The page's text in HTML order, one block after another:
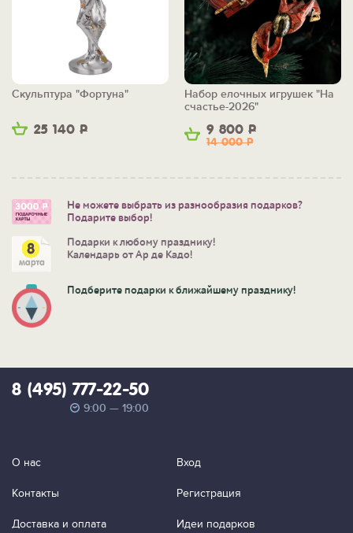
25 140 Р
Скульптура "Фортуна"
9 800 Р
14 000Р
Набор елочных игрушек "На
счастье-2026"
Не можете выбрать из разнообразия подарков?
Подарите выбор!
Подарки к любому празднику!
Календарь от Ар де Кадо!
Подберите подарки к ближайшему празднику!
8 (495) 777-22-50
9:00 — 19:00
О нас
Контакты
Доставка и оплата
Вход
Регистрация
Идеи подарков